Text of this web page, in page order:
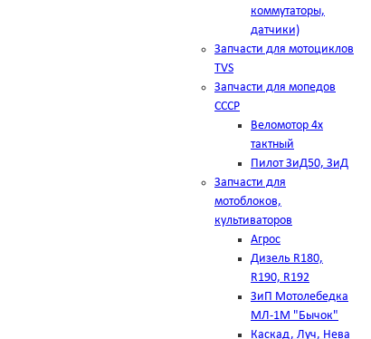
коммутаторы,
датчики)
Запчасти для мотоциклов
TVS
Запчасти для мопедов
СССР
Веломотор 4х
тактный
Пилот ЗиД50, ЗиД
Запчасти для
мотоблоков,
культиваторов
Агрос
Дизель R180,
R190, R192
ЗиП Мотолебедка
МЛ-1М "Бычок"
Каскад, Луч, Нева